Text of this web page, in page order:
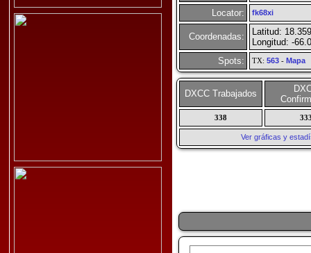
Locator:
fk68xi
Coordenadas:
Latitud:
Longitud: -
Spots:
TX: 563- Mapa
DXCC Trabajados
338
Ver gráficas y